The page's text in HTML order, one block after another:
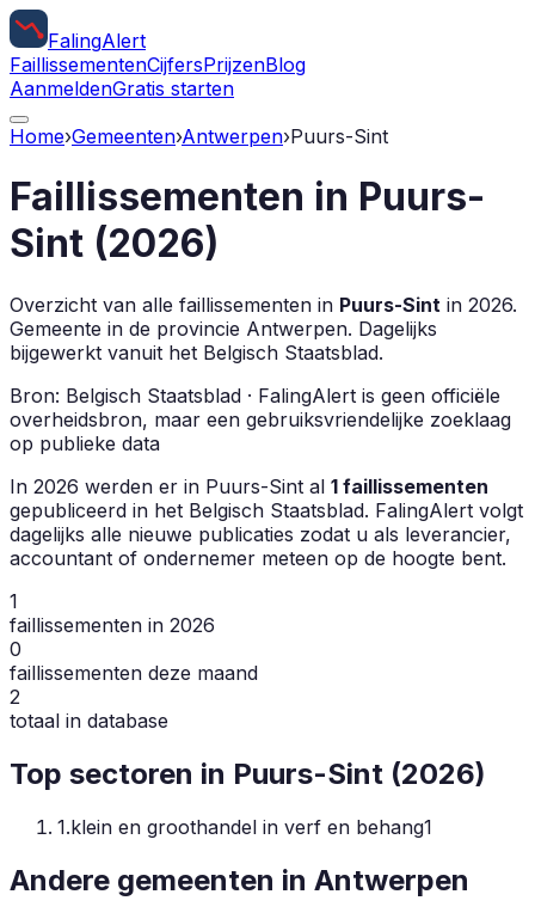
FalingAlert
FaillissementenCijfersPrijzenBlog
AanmeldenGratis starten
Home›Gemeenten›Antwerpen›Puurs-Sint
Faillissementen in Puurs-
Sint (2026)
Overzicht van alle faillissementen in Puurs-Sint in 2026.
Gemeente in de provincie Antwerpen. Dagelijks
bijgewerkt vanuit het Belgisch Staatsblad.
Bron: Belgisch Staatsblad · FalingAlert is geen officiële
overheidsbron, maar een gebruiksvriendelijke zoeklaag
op publieke data
In 2026 werden er in Puurs-Sint al 1 faillissementen
gepubliceerd in het Belgisch Staatsblad. FalingAlert volgt
dagelijks alle nieuwe publicaties zodat u als leverancier,
accountant of ondernemer meteen op de hoogte bent.
1
faillissementen in 2026
0
faillissementen deze maand
2
totaal in database
Top sectoren in Puurs-Sint (2026)
1.klein en groothandel in verf en behang1
Andere gemeenten in Antwerpen